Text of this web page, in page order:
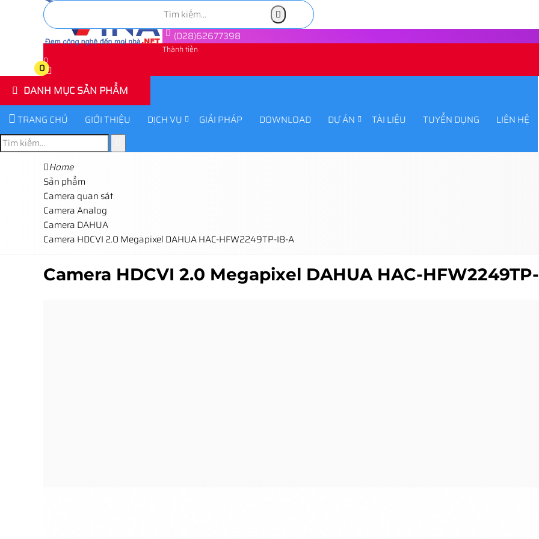
(028)62677398
Thành tiền
0
0
DANH MỤC SẢN PHẨM
TRANG CHỦ GIỚI THIỆU DỊCH VỤ GIẢI PHÁP DOWNLOAD DỰ ÁN TÀI LIỆU TUYỂN DỤNG LIÊN HỆ
Home
Sản phẩm
Camera quan sát
Camera Analog
Camera DAHUA
Camera HDCVI 2.0 Megapixel DAHUA HAC-HFW2249TP-I8-A
Camera HDCVI 2.0 Megapixel DAHUA HAC-